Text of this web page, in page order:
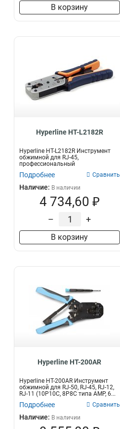
В корзину
Hyperline HT-L2182R
Hyperline HT-L2182R Инструмент
обжимной для RJ-45,
профессиональный
Подробнее Сравнить
Наличие: В наличии
4 734,60 ₽
– +
В корзину
Hyperline HT-200AR
Hyperline HT-200AR Инструмент
обжимной для RJ-50, RJ-45, RJ-12,
RJ-11 (10P10C, 8P8C типа AMP, 6...
Подробнее Сравнить
Наличие: В наличии